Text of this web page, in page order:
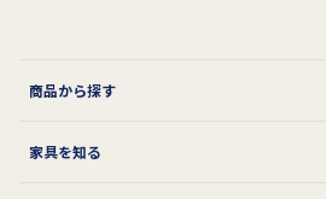
商品から探す
家具を知る